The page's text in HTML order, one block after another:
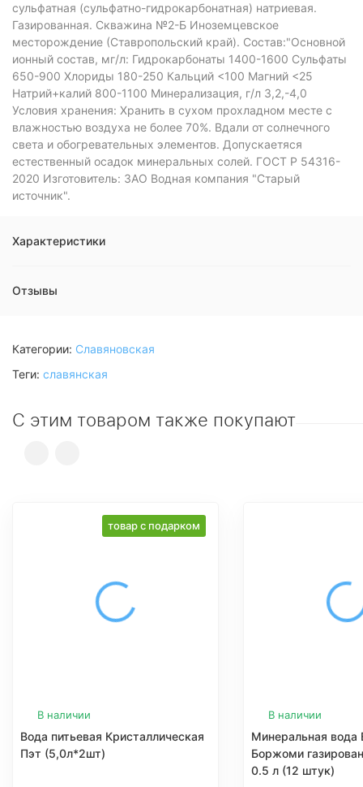
сульфатная (сульфатно-гидрокарбонатная) натриевая.
Газированная. Скважина №2-Б Иноземцевское
месторождение (Ставропольский край). Состав:"Основной
ионный состав, мг/л: Гидрокарбонаты 1400-1600 Сульфаты
650-900 Хлориды 180-250 Кальций <100 Магний <25
Натрий+калий 800-1100 Минерализация, г/л 3,2,-4,0
Условия хранения: Хранить в сухом прохладном месте с
влажностью воздуха не более 70%. Вдали от солнечного
света и обогревательных элементов. Допускаетяся
естественный осадок минеральных солей. ГОСТ Р 54316-
2020 Изготовитель: ЗАО Водная компания "Старый
источник".
Характеристики
Отзывы
Категории: Славяновская
Теги: славянская
С этим товаром также покупают
товар с подарком
В наличии
Вода питьевая Кристаллическая
Пэт (5,0л*2шт)
В наличии
Минеральная вода
Боржоми
0.5 л (12 штук)